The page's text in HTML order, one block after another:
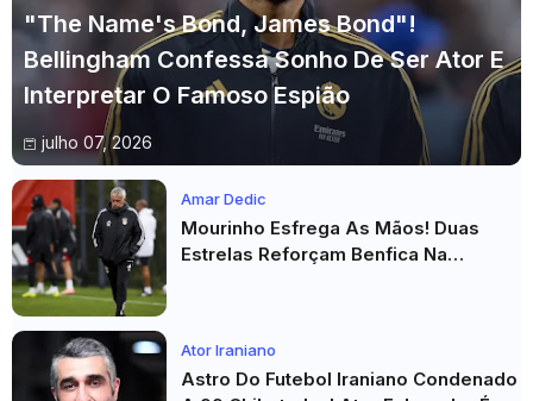
"The Name's Bond, James Bond"!
Bellingham Confessa Sonho De Ser Ator E
Interpretar O Famoso Espião
julho 07, 2026
Amar Dedic
Mourinho Esfrega As Mãos! Duas
Estrelas Reforçam Benfica Na
Ator Iraniano
Astro Do Futebol Iraniano Condenado